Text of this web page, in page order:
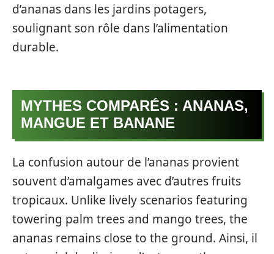
d’ananas dans les jardins potagers,
soulignant son rôle dans l’alimentation
durable.
MYTHES COMPARÉS : ANANAS,
MANGUE ET BANANE
La confusion autour de l’ananas provient
souvent d’amalgames avec d’autres fruits
tropicaux. Unlike lively scenarios featuring
towering palm trees and mango trees, the
ananas remains close to the ground. Ainsi, il